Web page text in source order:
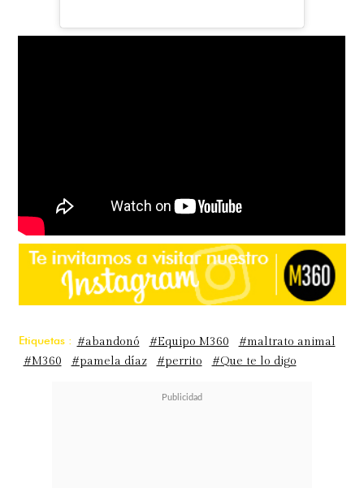
Etiquetas : #abandonó #Equipo M360
#maltrato animal
#M360
#pamela díaz #perrito #Que te lo digo